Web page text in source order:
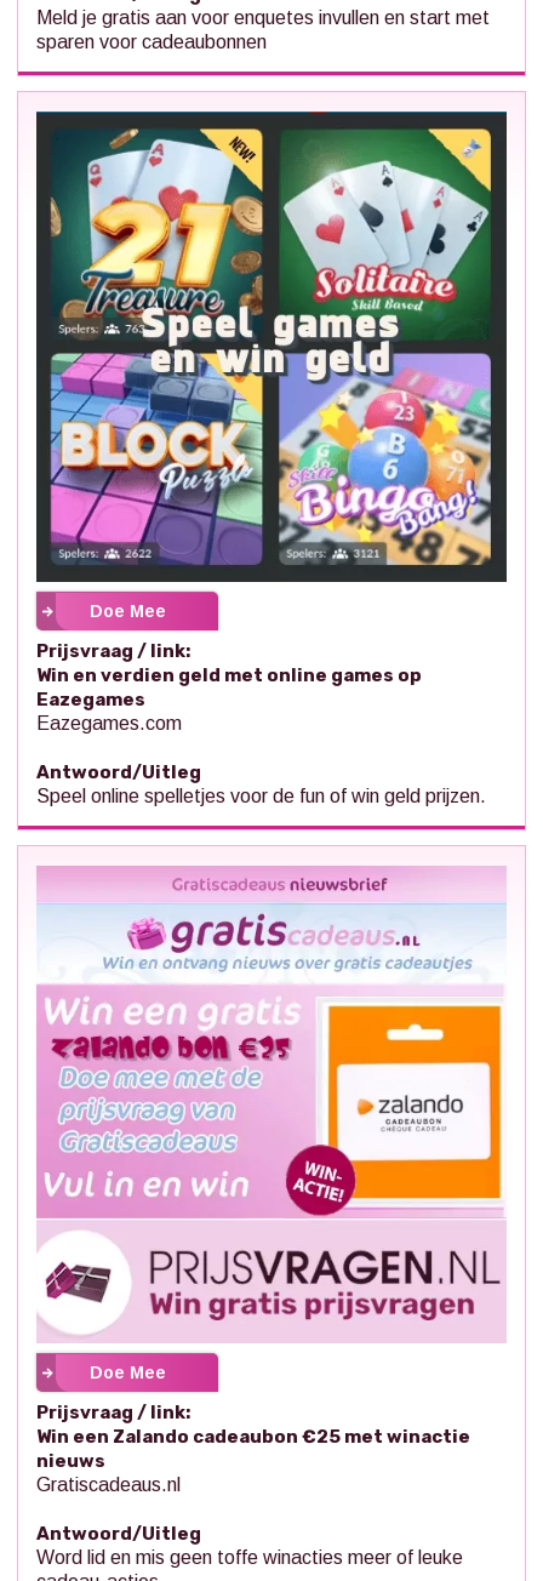
Meld je gratis aan voor enquetes invullen en start met
sparen voor cadeaubonnen
Doe Mee
Prijsvraag / link:
Win en verdien geld met online games op
Eazegames
Eazegames.com
Antwoord/Uitleg
Speel online spelletjes voor de fun of win geld prijzen.
Doe Mee
Prijsvraag / link:
Win een Zalando cadeaubon €25 met winactie
nieuws
Gratiscadeaus.nl
Antwoord/Uitleg
Word lid en mis geen toffe winacties meer of leuke